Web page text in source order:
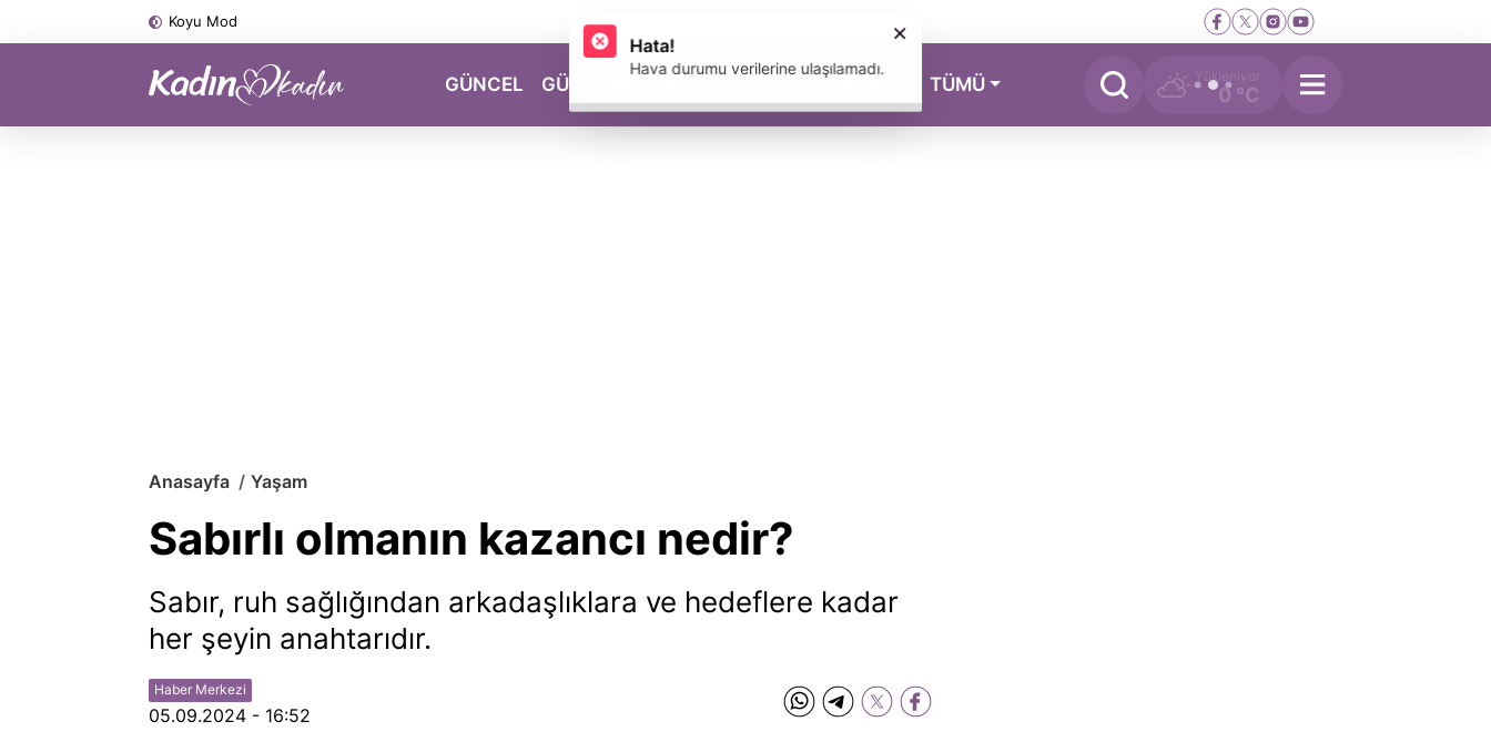
Koyu Mod
GÜNCEL GÜZELLİK MAGAZİN TÜMÜ Yükleniyor
0 °C
Anasayfa Yaşam
Sabırlı olmanın kazancı nedir?
Sabır, ruh sağlığından arkadaşlıklara ve hedeflere kadar
her şeyin anahtarıdır.
Haber Merkezi
05.09.2024 - 16:52